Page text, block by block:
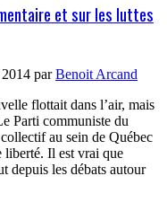
et sur les luttes
parBenoit Arcand
flottait dans l’air, mais
Parti communiste du
au sein de Québec
liberté. Il est vrai que
depuis les débats autour